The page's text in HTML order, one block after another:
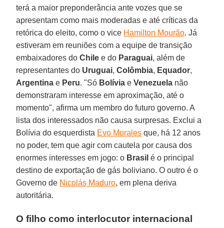
terá a maior preponderância ante vozes que se
apresentam como mais moderadas e até críticas da
retórica do eleito, como o vice Hamilton Mourão. Já
estiveram em reuniões com a equipe de transição
embaixadores doChile e do Paraguai, além de
representantes do Uruguai,Colômbia, Equador,
Argentina e Peru. "Só Bolívia eVenezuela não
demonstraram interesse em aproximação, até o
momento", afirma um membro do futuro governo. A
lista dos interessados não causa surpresas. Exclui a
Bolívia do esquerdista Evo Morales que, há 12 anos
no poder, tem que agir com cautela por causa dos
enormes interesses em jogo: o Brasil é o principal
destino de exportação de gás boliviano. O outro é o
Governo de Nicolás Maduro, em plena deriva
autoritária.
O filho como interlocutor internacional